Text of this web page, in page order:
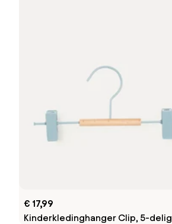
€ 17,99
Kinderkledinghanger Clip, 5-delig